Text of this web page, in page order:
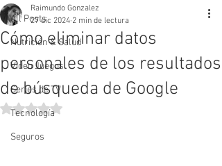
All Posts
Nutrición & Salud
Video Juegos
Series de TV
Tecnología
Seguros
Cómo eliminar datos
personales de los resultados
de búsqueda de Google
Raimundo Gonzalez
27 dic 2024 2 min de lectura
Obtuvo NaN de 5 estrellas.